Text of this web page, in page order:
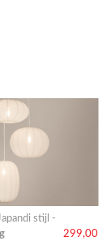
stijl -
299,00